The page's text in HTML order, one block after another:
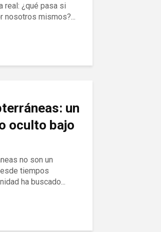
real: ¿qué pasa si
mismos?...
un
oculto bajo
no son un
tiempos
ha buscado...